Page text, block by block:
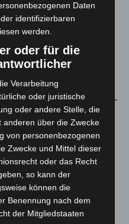
Daten
identifizierbaren
werden.
oder für die
Verarbeitung
oder juristische
oder andere Stelle, die
über die Zwecke
von personenbezogenen
Zwecke und Mittel dieser
oder das Recht
so kann der
können die
Benennung nach dem
der Mitgliedstaaten